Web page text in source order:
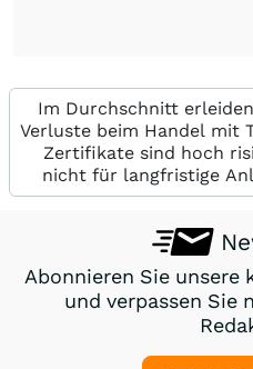
Im Durchschnitt
Verluste beim Handel mit
Zertifikate sind hoch
nicht für langfristige
Abonnieren Sie
und verpassen Sie